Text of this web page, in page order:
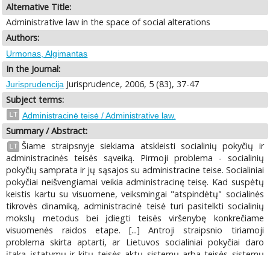
Alternative Title:
Administrative law in the space of social alterations
Authors:
Urmonas, Algimantas
In the Journal:
Jurisprudencija Jurisprudence, 2006, 5 (83), 37-47
Subject terms:
LT Administracinė teisė / Administrative law.
Summary / Abstract:
LT Šiame straipsnyje siekiama atskleisti socialinių pokyčių ir
administracinės teisės sąveiką. Pirmoji problema - socialinių
pokyčių samprata ir jų sąsajos su administracine teise. Socialiniai
pokyčiai neišvengiamai veikia administracinę teisę. Kad suspėtų
keistis kartu su visuomene, veiksmingai "atspindėtų" socialinės
tikrovės dinamiką, administracinė teisė turi pasitelkti socialinių
mokslų metodus bei įdiegti teisės viršenybę konkrečiame
visuomenės raidos etape. [...] Antroji straipsnio tiriamoji
problema skirta aptarti, ar Lietuvos socialiniai pokyčiai daro